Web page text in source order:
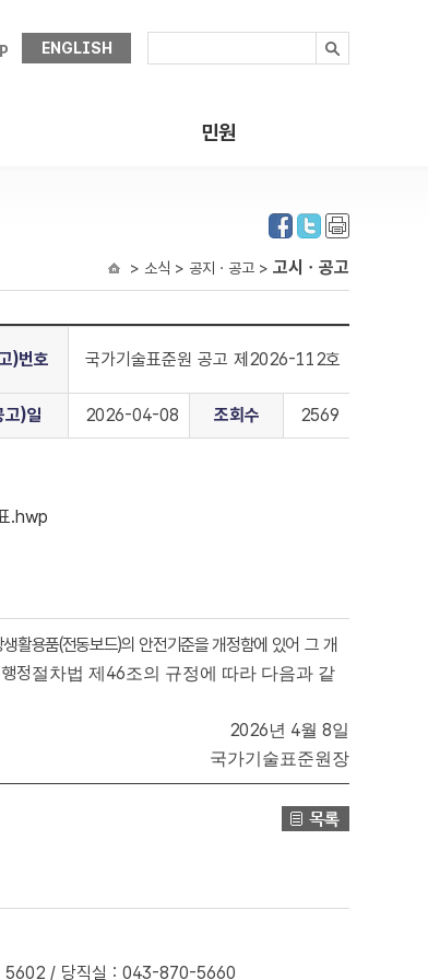
ENGLISH
민원
> 소식 > 공지ㆍ공고 > 고시ㆍ공고
)번호 국가기술표준원 공고 제2026-112호
고)일 2026-04-08 조회수 2569
.hwp
생활용품(전동보드)의 안전기준을 개정함에 있어 그개
행정절차법 제 46조의 규정에 따라 다음과 같
2026년 4월 8일
국가기술표준원장
5602 / 당직실 : 043-870-5660